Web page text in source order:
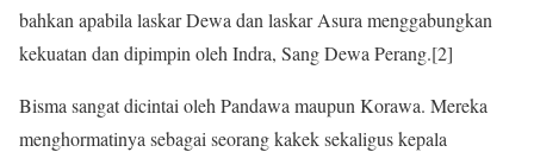
bahkan apabila laskar Dewa dan laskar Asura menggabungkan
kekuatan dan dipimpin oleh Indra, Sang Dewa Perang.[2]
Bisma sangat dicintai oleh Pandawa maupun Korawa. Mereka
menghormatinya sebagai seorang kakek sekaligus kepala